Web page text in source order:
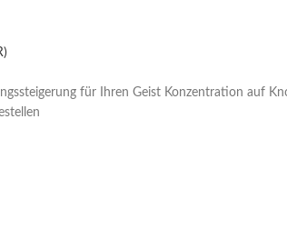
€225 through €405
für Ihren Geist Konzentration auf